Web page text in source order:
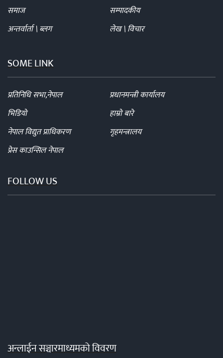
समाज
सम्पादकीय
अन्तर्वार्ता \ ब्लग
लेख \ विचार
SOME LINK
प्रतिनिधि सभा,नेपाल
प्रधानमन्त्री कार्यालय
भिडियो
हाम्रो बारे
नेपाल विद्युत प्राधिकरण
गृहमन्त्रालय
प्रेस काउन्सिल नेपाल
FOLLOW US
अन्लाईन सञ्चारमाध्यमको विवरण